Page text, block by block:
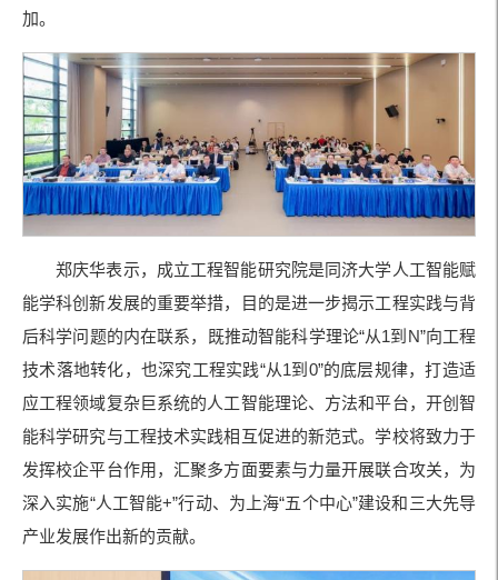
加。
郑庆华表示，成立工程智能研究院是同济大学人工智能赋
能学科创新发展的重要举措，目的是进一步揭示工程实践与背
后科学问题的内在联系，既推动智能科学理论“从1到N”向工程
技术落地转化，也深究工程实践“从1到0”的底层规律，打造适
应工程领域复杂巨系统的人工智能理论、方法和平台，开创智
能科学研究与工程技术实践相互促进的新范式。学校将致力于
发挥校企平台作用，汇聚多方面要素与力量开展联合攻关，为
深入实施“人工智能+”行动、为上海“五个中心”建设和三大先导
产业发展作出新的贡献。